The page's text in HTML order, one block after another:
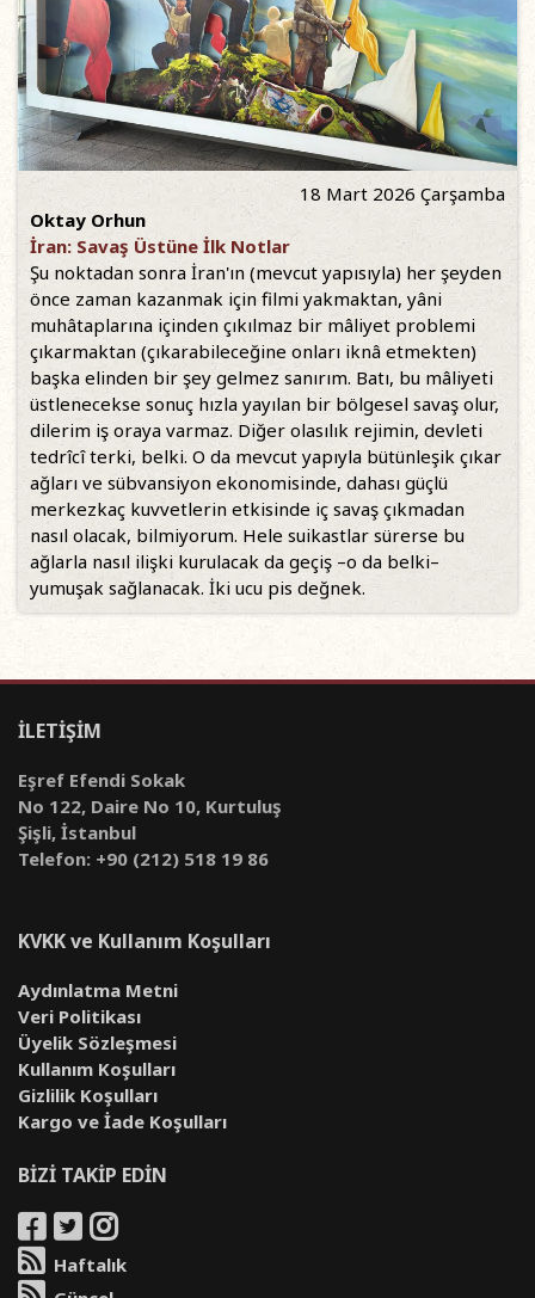
18 Mart 2026 Çarşamba
Oktay Orhun
İran: Savaş Üstüne İlk Notlar
Şu noktadan sonra İran'ın (mevcut yapısıyla) her şeyden
önce zaman kazanmak için filmi yakmaktan, yâni
muhâtaplarına içinden çıkılmaz bir mâliyet problemi
çıkarmaktan (çıkarabileceğine onları iknâ etmekten)
başka elinden bir şey gelmez sanırım. Batı, bu mâliyeti
üstlenecekse sonuç hızla yayılan bir bölgesel savaş olur,
dilerim iş oraya varmaz. Diğer olasılık rejimin, devleti
tedrîcî terki, belki. O da mevcut yapıyla bütünleşik çıkar
ağları ve sübvansiyon ekonomisinde, dahası güçlü
merkezkaç kuvvetlerin etkisinde iç savaş çıkmadan
nasıl olacak, bilmiyorum. Hele suikastlar sürerse bu
ağlarla nasıl ilişki kurulacak da geçiş –o da belki–
yumuşak sağlanacak. İki ucu pis değnek.
İLETİŞİM
Eşref Efendi Sokak
No 122, Daire No 10, Kurtuluş
Şişli, İstanbul
Telefon: +90 (212) 518 19 86
KVKK ve Kullanım Koşulları
Aydınlatma Metni
Veri Politikası
Üyelik Sözleşmesi
Kullanım Koşulları
Gizlilik Koşulları
Kargo ve İade Koşulları
BİZİ TAKİP EDİN
Haftalık